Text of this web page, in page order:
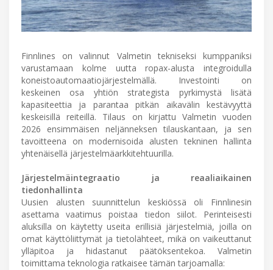
Finnlines on valinnut Valmetin tekniseksi kumppaniksi
varustamaan kolme uutta ropax-alusta integroidulla
koneistoautomaatiojärjestelmällä. Investointi on
keskeinen osa yhtiön strategista pyrkimystä lisätä
kapasiteettia ja parantaa pitkän aikavälin kestävyyttä
keskeisillä reiteillä. Tilaus on kirjattu Valmetin vuoden
2026 ensimmäisen neljänneksen tilauskantaan, ja sen
tavoitteena on modernisoida alusten tekninen hallinta
yhtenäisellä järjestelmäarkkitehtuurilla.
Järjestelmäintegraatio ja reaaliaikainen
tiedonhallinta
Uusien alusten suunnittelun keskiössä oli Finnlinesin
asettama vaatimus poistaa tiedon siilot. Perinteisesti
aluksilla on käytetty useita erillisiä järjestelmiä, joilla on
omat käyttöliittymät ja tietolähteet, mikä on vaikeuttanut
ylläpitoa ja hidastanut päätöksentekoa. Valmetin
toimittama teknologia ratkaisee tämän tarjoamalla: